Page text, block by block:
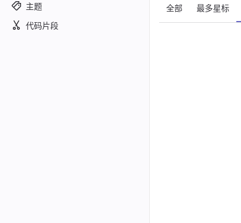
主题
代码片段
全部 最多星标